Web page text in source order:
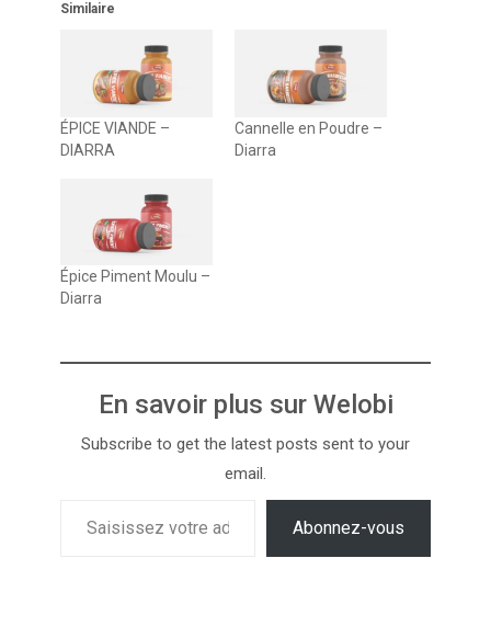
Similaire
ÉPICE VIANDE –
DIARRA
Cannelle en Poudre –
Diarra
Épice Piment Moulu –
Diarra
En savoir plus sur Welobi
Subscribe to get the latest posts sent to your
email.
Abonnez-vous